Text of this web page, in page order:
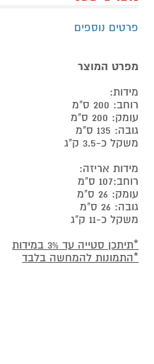
פרטים נוספים
מפרט המוצר
מידות:
רוחב: 200 ס"מ
עומק: 200 ס"מ
גובה: 135 ס"מ
משקל כ-3.5 ק"ג
מידות אריזה:
רוחב:107 ס"מ
עומק: 26 ס"מ
גובה: 26 ס"מ
משקל כ-11 ק"ג
*תיתכן סטייה עד 3% במידות
*התמונות להמחשה בלבד